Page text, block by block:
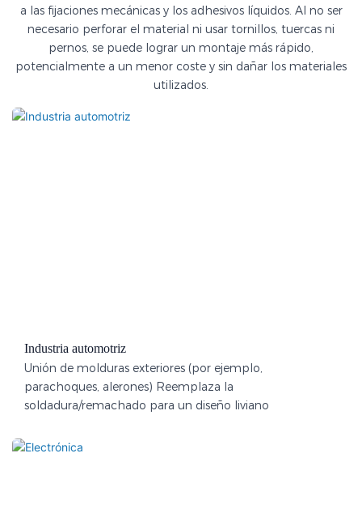
a las fijaciones mecánicas y los adhesivos líquidos. Al no ser
necesario perforar el material ni usar tornillos, tuercas ni
pernos, se puede lograr un montaje más rápido,
potencialmente a un menor coste y sin dañar los materiales
utilizados.
Industria automotriz
Unión de molduras exteriores (por ejemplo,
parachoques, alerones) Reemplaza la
soldadura/remachado para un diseño liviano